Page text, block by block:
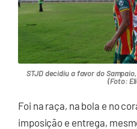
STJD decidiu a favor do
(Foto:
Foi na raça, na bola e no
imposição e entrega,